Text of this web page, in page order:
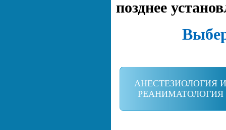
позднее
АНЕСТЕЗИОЛОГИЯ
РЕАНИМАТОЛОГИЯ